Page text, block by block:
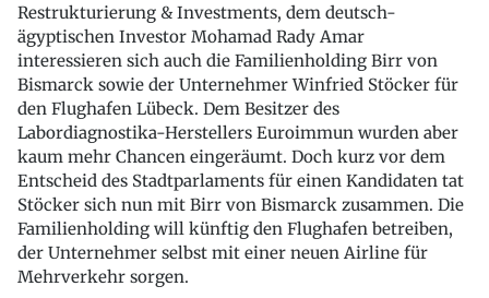
Restrukturierung & Investments, dem deutsch-
ägyptischen Investor Mohamad Rady Amar
interessieren sich auch die Familienholding Birr von
Bismarck sowie der Unternehmer Winfried Stöcker für
den Flughafen Lübeck. Dem Besitzer des
Labordiagnostika-Herstellers Euroimmun wurden aber
kaum mehr Chancen eingeräumt. Doch kurz vor dem
Entscheid des Stadtparlaments für einen Kandidaten tat
Stöcker sich nun mit Birr von Bismarck zusammen. Die
Familienholding will künftig den Flughafen betreiben,
der Unternehmer selbst mit einer neuen Airline für
Mehrverkehr sorgen.